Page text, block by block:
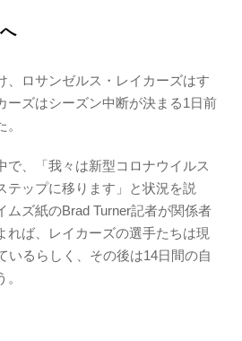
、ロサンゼルス・レイカーズはす
ーズはシーズン中断が決まる1日前
で、「我々は新型コロナウイルス
テップに移ります」と状況を説
ムズ紙のBrad Turner記者が関係者
れば、レイカーズの選手たちは現
いるらしく、その後は14日間の自